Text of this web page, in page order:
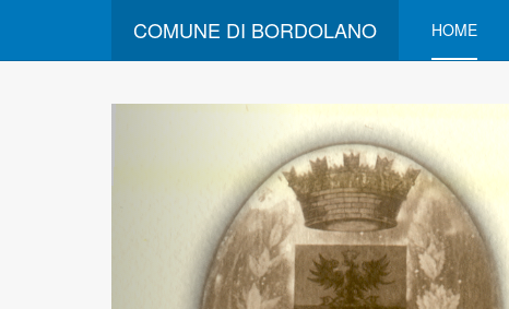
COMUNE DI BORDOLANO HOME